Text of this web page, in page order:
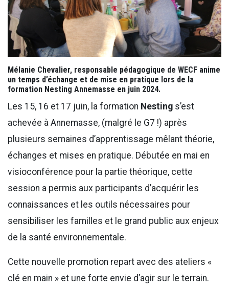
Mélanie Chevalier, responsable pédagogique de WECF anime
un temps d’échange et de mise en pratique lors de la
formation Nesting Annemasse en juin 2024.
Les 15, 16 et 17 juin, la formation Nesting s’est
achevée à Annemasse, (malgré le G7 !) après
plusieurs semaines d’apprentissage mêlant théorie,
échanges et mises en pratique. Débutée en mai en
visioconférence pour la partie théorique, cette
session a permis aux participants d’acquérir les
connaissances et les outils nécessaires pour
sensibiliser les familles et le grand public aux enjeux
de la santé environnementale.
Cette nouvelle promotion repart avec des ateliers «
clé en main » et une forte envie d’agir sur le terrain.